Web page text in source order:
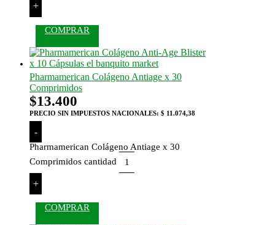
+
COMPRAR
Pharmamerican Colágeno Antiage x 30
Comprimidos
$13.400
PRECIO SIN IMPUESTOS NACIONALES: $ 11.074,38
-
Pharmamerican Colágeno Antiage x 30
Comprimidos cantidad
+
COMPRAR